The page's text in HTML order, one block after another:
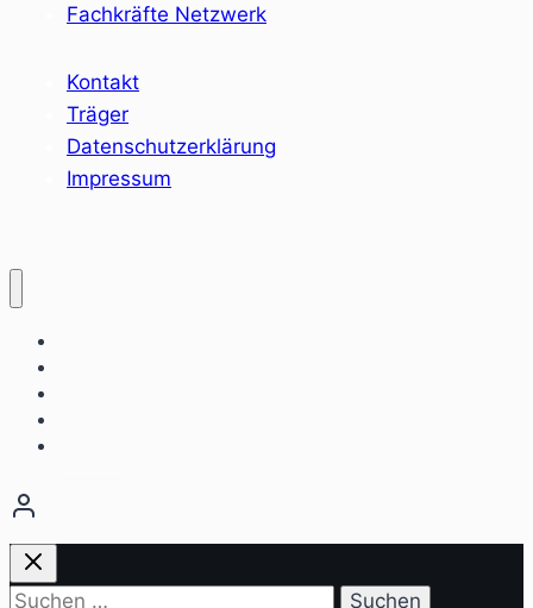
Fachkräfte Netzwerk
Kontakt
Träger
Datenschutzerklärung
Impressum
Suchen